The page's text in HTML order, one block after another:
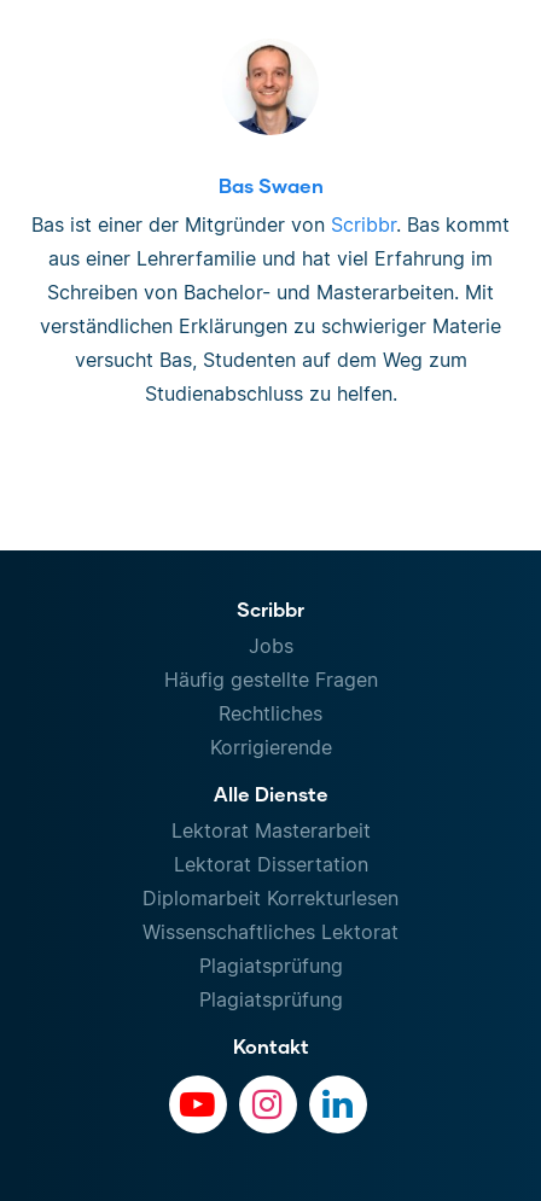
Bas Swaen
Bas ist einer der Mitgründer von Scribbr. Bas kommt
aus einer Lehrerfamilie und hat viel Erfahrung im
Schreiben von Bachelor- und Masterarbeiten. Mit
verständlichen Erklärungen zu schwieriger Materie
versucht Bas, Studenten auf dem Weg zum
Studienabschluss zu helfen.
Scribbr
Jobs
Häufig gestellte Fragen
Rechtliches
Korrigierende
Alle Dienste
Lektorat Masterarbeit
Lektorat Dissertation
Diplomarbeit Korrekturlesen
Wissenschaftliches Lektorat
Plagiatsprüfung
Plagiatsprüfung
Kontakt